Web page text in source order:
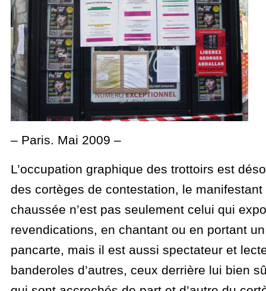
– Paris. Mai 2009 –
L’occupation graphique des trottoirs est
des cortèges de contestation, le
chaussée n’est pas seulement celui qui
revendications, en chantant ou en portant
pancarte, mais il est aussi spectateur et
banderoles d’autres, ceux derrière lui bien